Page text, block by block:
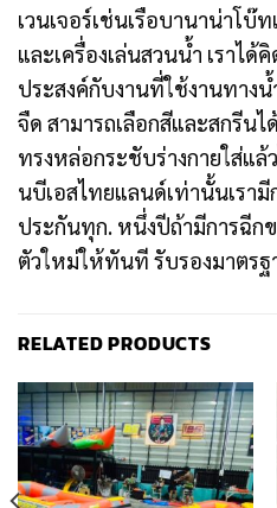
เวนเจอร์เช่นเรือบานาน่าโบ๊
และเครื่องเล่นสวนน้ำ เราไ
ประสงค์กับงานที่ใช้งานทาง
จืด สามารถเลือกสีและสกรีน
ทรงหล่อกระชับร่างกายใส่แ
นบีเอสไทยแลนด์เท่านั้นเรา
ประกันทุก. หนึ่งปีถ้ามีการฉีก
ตัวใหม่ให้ทันที รับรองมาตรฐ
RELATED PRODUCTS